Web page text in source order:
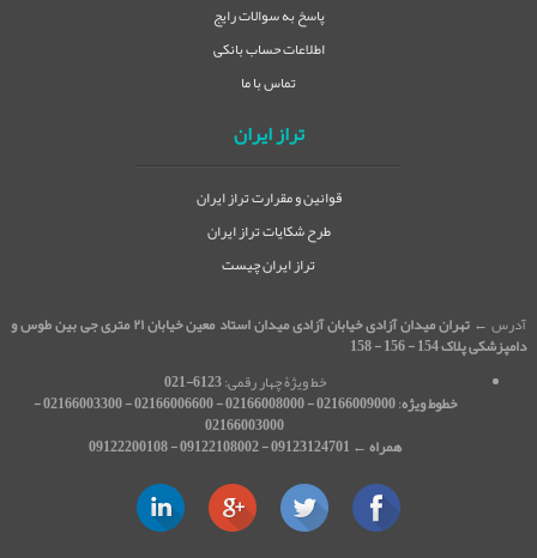
پاسخ به سوالات رایج
اطلاعات حساب بانکی
تماس با ما
تراز ایران
قوانین و مقرارت تراز ایران
طرح شکایات تراز ایران
تراز ایران چیست
آدرس ← تهران میدان آزادی خیابان آزادی میدان استاد معین خیابان ۲۱ متری جی بین طوس و
دامپزشکی پلاک 154 - 156 - 158
خط ویژۀ چهار رقمی:6123-021
خطوط ویژه:
02166009000 - 02166008000 - 02166006600 - 02166003300 -
02166003000
همراه ← 09123124701 - 09122108002 - 09122200108